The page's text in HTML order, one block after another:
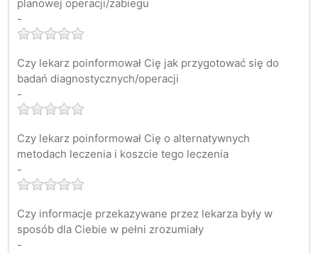
planowej operacji/zabiegu
-
Czy lekarz poinformował Cię jak przygotować się do
badań diagnostycznych/operacji
-
Czy lekarz poinformował Cię o alternatywnych
metodach leczenia i koszcie tego leczenia
-
Czy informacje przekazywane przez lekarza były w
sposób dla Ciebie w pełni zrozumiały
-